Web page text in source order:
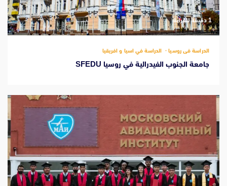
‫1 دقيقة للقراءة
الدراسة فى روسيا الدراسة في اسيا و افريقيا
جامعة الجنوب الفيدرالية في روسيا SFEDU